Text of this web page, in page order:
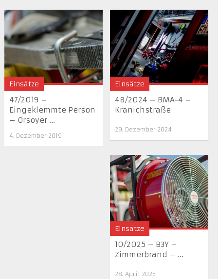
Einsätze
47/2019 –
Eingeklemmte Person
– Orsoyer ...
4. Dezember 2019
Einsätze
48/2024 – BMA-4 –
Kranichstraße
29. Dezember 2024
Einsätze
10/2025 – B3Y –
Zimmerbrand – ...
28. April 2025